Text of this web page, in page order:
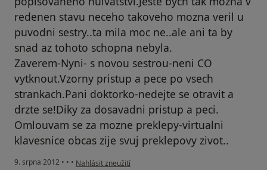
redenen stavu neceho takoveho mozna veril u
puvodni sestry..ta mila moc ne..ale ani ta by
snad az tohoto schopna nebyla.
Zaverem-Nyni- s novou sestrou-neni CO
vytknout.Vzorny pristup a pece po vsech
strankach.Pani doktorko-nedejte se otravit a
drzte se!Diky za dosavadni pristup a peci.
Omlouvam se za mozne preklepy-virtualni
klavesnice obcas zije svuj preklepovy zivot..
9. srpna 2012 • • • podle názoru uživatele Váš účet byl odstraněn
Nahlásit zneužití